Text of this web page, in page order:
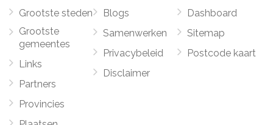
Grootste steden
Grootste
gemeentes
Links
Partners
Provincies
Blogs
Samenwerken
Privacybeleid
Disclaimer
Dashboard
Sitemap
Postcode kaart